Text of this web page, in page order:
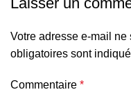
Votre adresse e-mail ne
obligatoires sont
Commentaire *